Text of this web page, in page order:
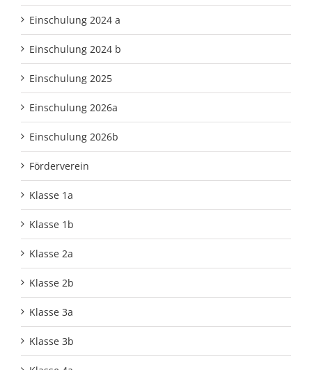
Einschulung 2024 a
Einschulung 2024 b
Einschulung 2025
Einschulung 2026a
Einschulung 2026b
Förderverein
Klasse 1a
Klasse 1b
Klasse 2a
Klasse 2b
Klasse 3a
Klasse 3b